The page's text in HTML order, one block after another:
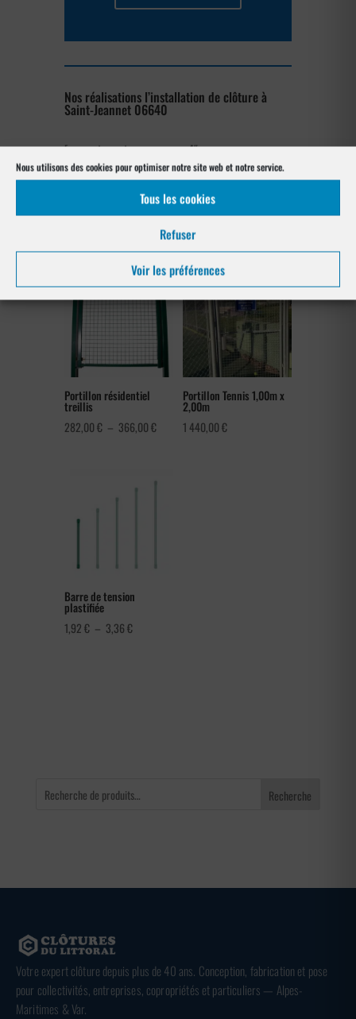
Nous utilisons des cookies pour optimiser notre site web et notre service.
Tous les cookies
Refuser
Voir les préférences
Nos réalisations l’installation de clôture à
Saint-Jeannet 06640
[su_posts posts_per_page= »4″
post_type= »project » order= »asc »
orderby= »rand »]
Nos références posés
à Saint-Jeannet 06640
Portillon résidentiel
treillis
282,00€ – 366,00€Plage
282,00 €
Portillon Tennis 1,00m x
2,00m
1 440,00€
Barre de tension
plastifiée
1,92€ – 3,36€Plage
Recherche
Votre expert clôture depuis plus de 40 ans. Conception, fabrication et pose
pour collectivités, entreprises, copropriétés et particuliers — Alpes-
Maritimes & Var.